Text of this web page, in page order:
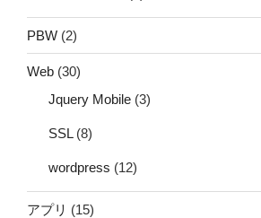
PBW (2)
Web (30)
Jquery Mobile (3)
SSL(8)
wordpress (12)
アプリ (15)